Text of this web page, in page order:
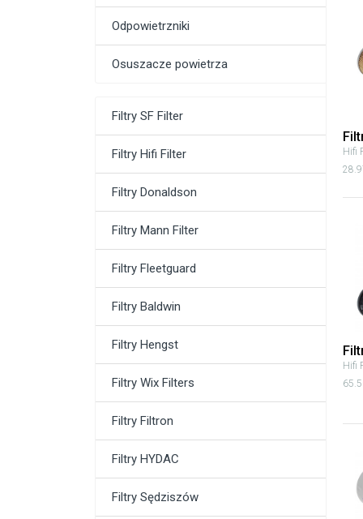
Odpowietrzniki
Osuszacze powietrza
Filtry SF Filter
Filtry Hifi Filter
Filtry Donaldson
Filtry Mann Filter
Filtry Fleetguard
Filtry Baldwin
Filtry Hengst
Filtry Wix Filters
Filtry Filtron
Filtry HYDAC
Filtry Sędziszów
Hifi
Hifi